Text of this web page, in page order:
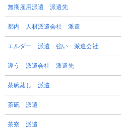
無期雇用派遣 派遣先
都内 人材派遣会社 派遣
エルダー 派遣 強い 派遣会社
違う 派遣会社 派遣先
茶碗蒸し 派遣
茶碗 派遣
茶寮 派遣